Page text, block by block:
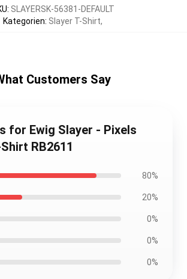
: SLAYERSK-56381-DEFAULT
Kategorien: Slayer T-Shirt,
Customers Say
for Ewig Slayer - Pixels
RB2611
80%
20%
0%
0%
0%